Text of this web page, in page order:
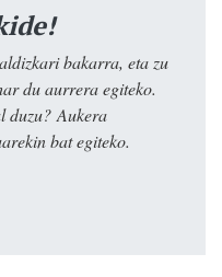
bakarra, eta zu
du aurrera egiteko.
duzu? Aukera
bat egiteko.